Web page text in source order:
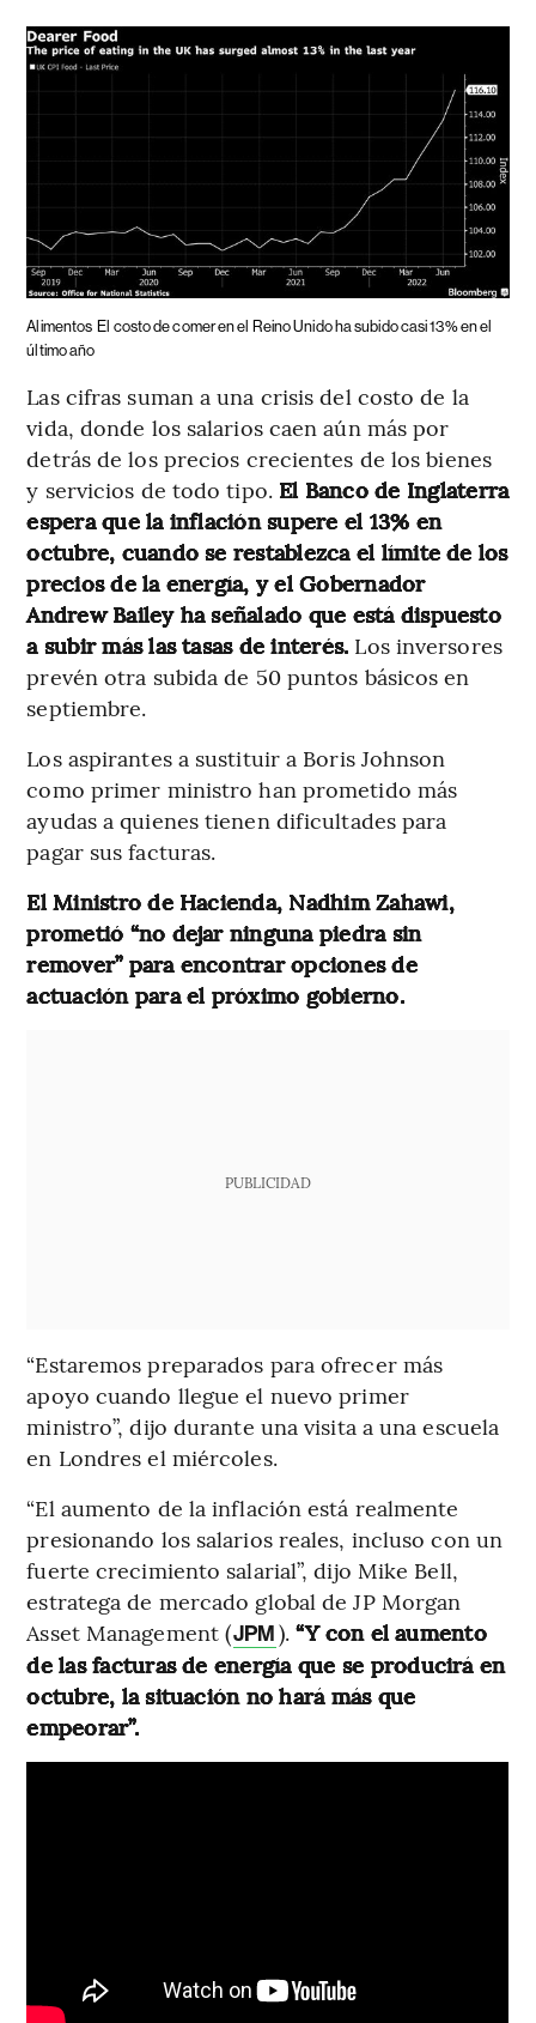
Alimentos El costo de comer en el Reino Unido ha subido casi 13% en el
último año
Las cifras suman a una crisis del costo de la
vida, donde los salarios caen aún más por
detrás de los precios crecientes de los bienes
y servicios de todo tipo. El Banco de Inglaterra
espera que la inflación supere el 13% en
octubre, cuando se restablezca el límite de los
precios de la energía, y el Gobernador
Andrew Bailey ha señalado que está dispuesto
a subir más las tasas de interés. Los inversores
prevén otra subida de 50 puntos básicos en
septiembre.
Los aspirantes a sustituir a Boris Johnson
como primer ministro han prometido más
ayudas a quienes tienen dificultades para
pagar sus facturas.
El Ministro de Hacienda, Nadhim Zahawi,
prometió “no dejar ninguna piedra sin
remover” para encontrar opciones de
actuación para el próximo gobierno.
PUBLICIDAD
“Estaremos preparados para ofrecer más
apoyo cuando llegue el nuevo primer
ministro”, dijo durante una visita a una escuela
en Londres el miércoles.
“El aumento de la inflación está realmente
presionando los salarios reales, incluso con un
fuerte crecimiento salarial”, dijo Mike Bell,
estratega de mercado global de JP Morgan
Asset Management (JPM). “Y con el aumento
de las facturas de energía que se producirá en
octubre, la situación no hará más que
empeorar”.